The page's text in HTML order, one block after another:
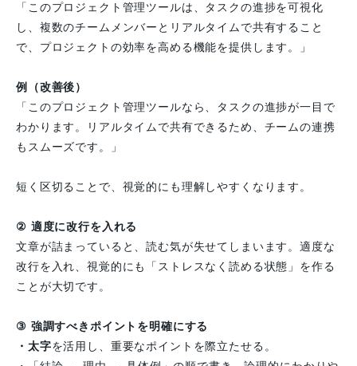
「このプロジェクト管理ツールは、タスクの進捗を可視化
し、複数のチームメンバーとリアルタイムで共有すること
で、プロジェクトの効率を高める機能を提供します。」
例（改善後）
「このプロジェクト管理ツールなら、タスクの進捗が一目で
わかります。リアルタイムで共有できるため、チームの連携
もスムーズです。」
短く区切ることで、視覚的にも理解しやすくなります。
② 適度に改行を入れる
文章が詰まっていると、読む気が失せてしまいます。適度な
改行を入れ、視覚的にも「ストレスなく読める状態」を作る
ことが大切です。
③ 強調すべきポイントを明確にする
・太字を活用し、重要なポイントを際立たせる。